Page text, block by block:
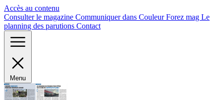
Accès au contenu
Consulter le magazine Communiquer dans Couleur Forez mag Le
planning des parutions Contact
Menu
Panneau de gestion des cookies